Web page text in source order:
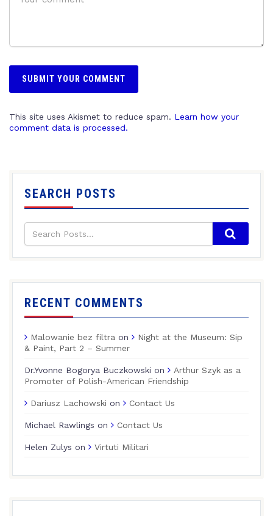
This site uses Akismet to reduce spam. Learn how your
comment data is processed.
SEARCH POSTS
RECENT COMMENTS
Malowanie bez filtra on
Night at the Museum: Sip
& Paint, Part 2 – Summer
Dr.Yvonne Bogorya Buczkowski on
Arthur Szyk as a
Promoter of Polish-American Friendship
Dariusz Lachowski on Contact Us
Michael Rawlings on Contact Us
Helen Zulys on Virtuti Militari